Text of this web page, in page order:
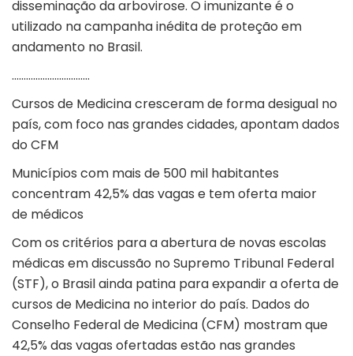
disseminação da arbovirose. O imunizante é o
utilizado na campanha inédita de proteção em
andamento no Brasil.
……………………………
Cursos de Medicina cresceram de forma desigual no
país, com foco nas grandes cidades, apontam dados
do CFM
Municípios com mais de 500 mil habitantes
concentram 42,5% das vagas e tem oferta maior
de médicos
Com os critérios para a abertura de novas escolas
médicas em discussão no Supremo Tribunal Federal
(STF), o Brasil ainda patina para expandir a oferta de
cursos de Medicina no interior do país. Dados do
Conselho Federal de Medicina (CFM) mostram que
42,5% das vagas ofertadas estão nas grandes